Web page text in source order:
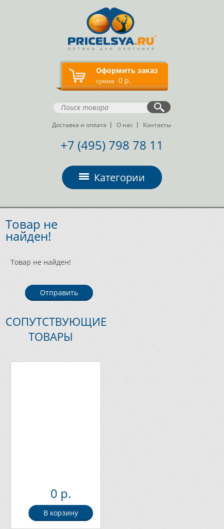
Оформить заказ
сумма 0 р.
Доставка и оплата О нас Контакты
+7 (495) 798 78 11
Категории
Товар не
найден!
Товар не найден!
Отправить
СОПУТСТВУЮЩИЕ
ТОВАРЫ
0 р.
В корзину